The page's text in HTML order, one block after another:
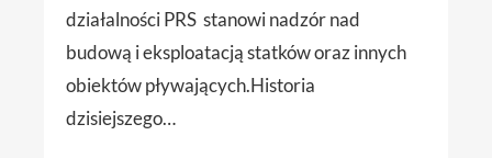
działalności PRS stanowi nadzór nad
budową i eksploatacją statków oraz innych
obiektów pływających.Historia
dzisiejszego…